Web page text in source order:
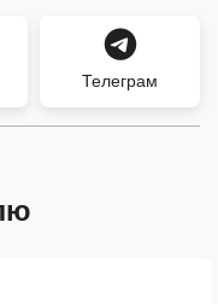
Телеграм